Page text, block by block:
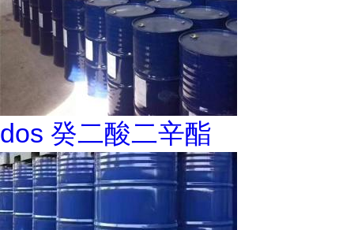
dos 癸二酸二辛酯